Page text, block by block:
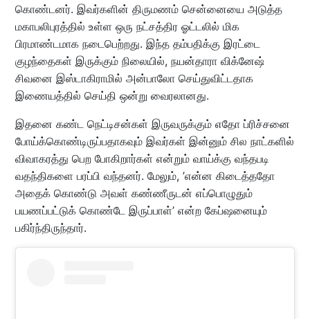
கொண்டனர். இவர்களின் திருமணம் சென்னையை அடுத்த
மகாபலிபுரத்தில் உள்ள ஒரு நட்சத்திர ஓட்டலில் மிக
பிரமாண்டமாக நடைபெற்றது. இந்த தம்பதிக்கு இரட்டை
குழந்தைகள் இருக்கும் நிலையில், நயன்தாரா விக்னேஷ்
சிவனை இஸ்டாகிராமில் அன்பாலோ செய்துவிட்டதாக
இணையத்தில் செய்தி ஒன்று வைரலானது.
இதனை கண்ட நெட்டிசன்கள் இருவருக்கும் எதோ ப்ரிச்சனை
போய்க்கொண்டிருப்பதாகவும் இவர்கள் இன்னும் சில நாட்களில்
விவாகரத்து பெற போகிறார்கள் என்றும் வாய்க்கு வந்தபடி
வதந்திகளை பரப்பி வந்தனர். மேலும், ’என்ன கிடைத்ததோ
அதைக் கொண்டு அவள் கண்ணீருடன் எப்பொழுதும்
பயணப்பட்டுக் கொண்டே இருப்பாள்’ என்ற கேப்ஷனையும்
பகிர்ந்திருந்தார்.